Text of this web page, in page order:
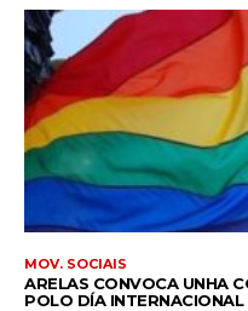
MOV. SOCIAIS
ARELAS CONVOCA UNHA
POLO DÍA